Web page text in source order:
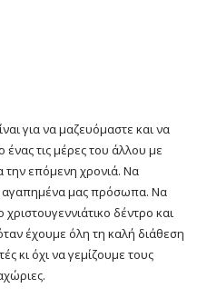
για να μαζευόμαστε και να
τις μέρες του άλλου με
την επόμενη χρονιά. Να
αγαπημένα μας πρόσωπα. Να
δέντρο και
έχουμε όλη τη καλή διάθεση
κι όχι να γεμίζουμε τους